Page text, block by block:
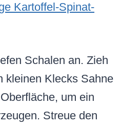
Kartoffel-Spinat-
Schalen an. Zieh
kleinen Klecks Sahne
um ein
Streue den